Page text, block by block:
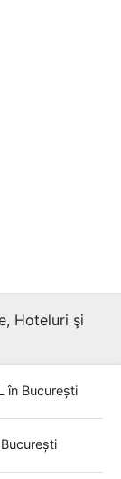
Hoteluri şi
în București